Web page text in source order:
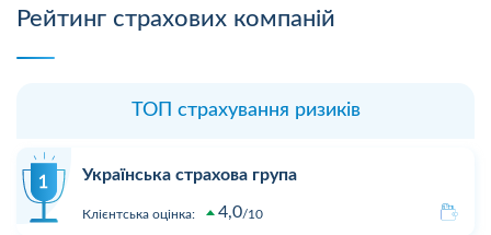
Рейтинг страхових компаній
ТОП страхування ризиків
Українська страхова група
Клієнтська оцінка: 4,0 10